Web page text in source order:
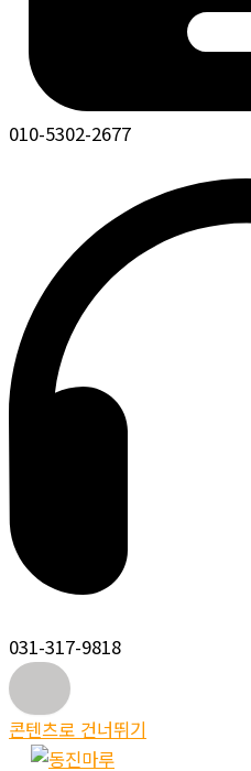
010-5302-2677
031-317-9818
콘텐츠로 건너뛰기